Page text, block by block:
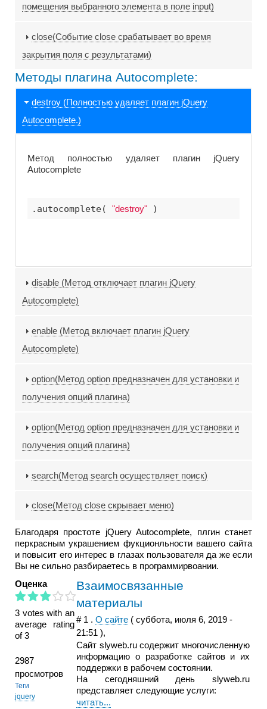
помещения выбранного элемента в поле input)
close(Событие close срабатывает во время
закрытия поля с результатами)
Методы плагина Autocomplete:
destroy (Полностью удаляет плагин jQuery
Autocomplete.)
Метод полностью удаляет плагин jQuery
Autocomplete
.autocomplete( "destroy" )
disable (Метод отключает плагин jQuery
Autocomplete)
enable (Метод включает плагин jQuery
Autocomplete)
option(Метод option предназначен для установки и
получения опций плагина)
option(Метод option предназначен для установки и
получения опций плагина)
search(Метод search осуществляет поиск)
close(Метод close скрывает меню)
Благодаря простоте jQuery Autocomplete, плгин станет
перкрасным украшением фукционльности вашего сайта
и повысит его интерес в глазах пользователя да же если
Вы не сильно разбираетесь в программирвоании.
Оценка
3 votes with an
average rating
of 3
2987
просмотров
Теги
jquery
Взаимосвязанные
материалы
# 1 .О сайте ( суббота, июля 6, 2019 -
21:51 ),
Сайт slyweb.ru содержит многочисленную
информацию о разработке сайтов и их
поддержки в рабочем состоянии.
На сегодняшний день slyweb.ru
представляет следующие услуги:
читать...